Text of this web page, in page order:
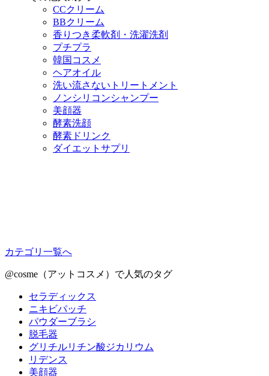
CCクリーム
BBクリーム
香りつき柔軟剤・洗濯洗剤
プチプラ
韓国コスメ
ヘアオイル
洗い流さないトリートメント
ノンシリコンシャンプー
美顔器
酵素洗顔
酵素ドリンク
ダイエットサプリ
カテゴリ一覧へ
@cosme（アットコスメ）で人気のタグ
セラディックス
ニキビパッチ
パウダーブラシ
脱毛器
グリチルリチン酸ジカリウム
リデンス
美顔器